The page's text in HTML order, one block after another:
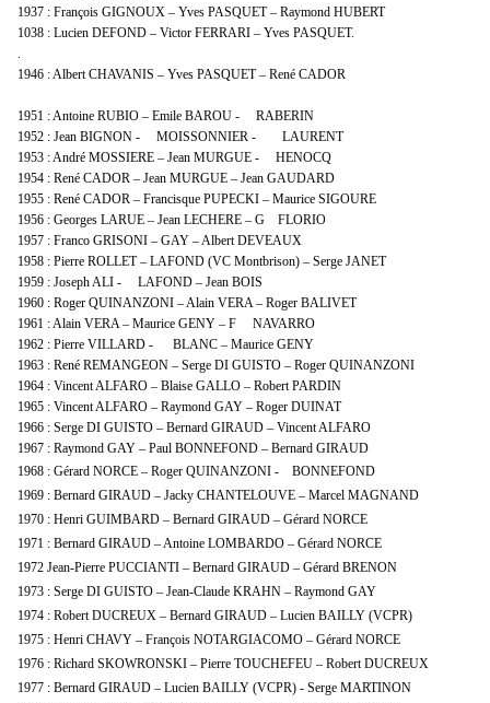
1937 : François GIGNOUX – Yves PASQUET – Raymond HUBERT
1038 : Lucien DEFOND – Victor FERRARI – Yves PASQUET.
.
1946 : Albert CHAVANIS – Yves PASQUET – René CADOR
1951 : Antoine RUBIO – Emile BAROU - RABERIN
1952 : Jean BIGNON - MOISSONNIER - LAURENT
1953 : André MOSSIERE – Jean MURGUE - HENOCQ
1954 : René CADOR – Jean MURGUE – Jean GAUDARD
1955 : René CADOR – Francisque PUPECKI – Maurice SIGOURE
1956 : Georges LARUE – Jean LECHERE – G FLORIO
1957 : Franco GRISONI – GAY – Albert DEVEAUX
1958 : Pierre ROLLET – LAFOND (VC Montbrison) – Serge JANET
1959 : Joseph ALI - LAFOND – Jean BOIS
1960 : Roger QUINANZONI – Alain VERA – Roger BALIVET
1961 : Alain VERA – Maurice GENY – F NAVARRO
1962 : Pierre VILLARD - BLANC – Maurice GENY
1963 : René REMANGEON – Serge DI GUISTO – Roger QUINANZONI
1964 : Vincent ALFARO – Blaise GALLO – Robert PARDIN
1965 : Vincent ALFARO – Raymond GAY – Roger DUINAT
1966 : Serge DI GUISTO – Bernard GIRAUD – Vincent ALFARO
1967 : Raymond GAY – Paul BONNEFOND – Bernard GIRAUD
1968 : Gérard NORCE – Roger QUINANZONI - BONNEFOND
1969 : Bernard GIRAUD – Jacky CHANTELOUVE – Marcel MAGNAND
1970 : Henri GUIMBARD – Bernard GIRAUD – Gérard NORCE
1971 : Bernard GIRAUD – Antoine LOMBARDO – Gérard NORCE
1972 Jean-Pierre PUCCIANTI – Bernard GIRAUD – Gérard BRENON
1973 : Serge DI GUISTO – Jean-Claude KRAHN – Raymond GAY
1974 : Robert DUCREUX – Bernard GIRAUD – Lucien BAILLY (VCPR)
1975 : Henri CHAVY – François NOTARGIACOMO – Gérard NORCE
1976 : Richard SKOWRONSKI – Pierre TOUCHEFEU – Robert DUCREUX
1977 : Bernard GIRAUD – Lucien BAILLY (VCPR) - Serge MARTINON